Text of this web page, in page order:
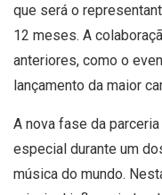
que será o
12 meses. A
anteriores, como o
lançamento da maior
A nova fase da
especial durante um
música do mundo.